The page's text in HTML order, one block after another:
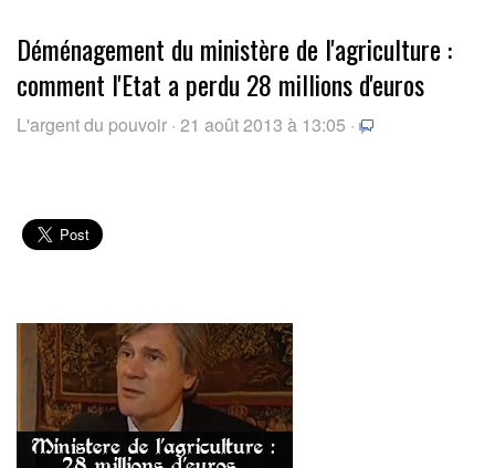
Déménagement du ministère de l'agriculture :
comment l'Etat a perdu 28 millions d'euros
L'argent du pouvoir · 21 août 2013 à 13:05 ·